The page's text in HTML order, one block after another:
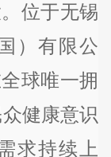
位于无锡
）有限公
球唯一拥
健康意识
求持续上